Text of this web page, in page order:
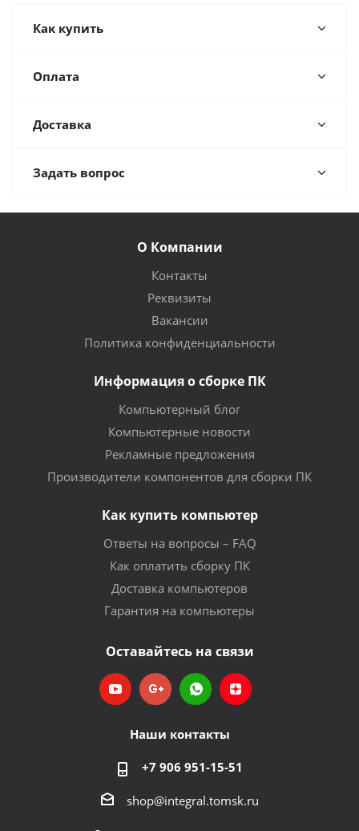
Как купить
Оплата
Доставка
Задать вопрос
О Компании
Контакты
Реквизиты
Вакансии
Политика конфиденциальности
Информация о сборке ПК
Компьютерный блог
Компьютерные новости
Рекламные предложения
Производители компонентов для сборки ПК
Как купить компьютер
Ответы на вопросы – FAQ
Как оплатить сборку ПК
Доставка компьютеров
Гарантия на компьютеры
Оставайтесь на связи
Наши контакты
+7 906 951-15-51
shop@integral.tomsk.ru